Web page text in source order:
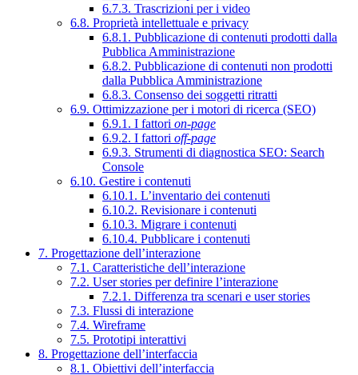
6.7.3. Trascrizioni per i video
6.8. Proprietà intellettuale e privacy
6.8.1. Pubblicazione di contenuti prodotti dalla
Pubblica Amministrazione
6.8.2. Pubblicazione di contenuti non prodotti
dalla Pubblica Amministrazione
6.8.3. Consenso dei soggetti ritratti
6.9. Ottimizzazione per i motori di ricerca (SEO)
6.9.1. I fattori on-page
6.9.2. I fattori off-page
6.9.3. Strumenti di diagnostica SEO: Search
Console
6.10. Gestire i contenuti
6.10.1. L’inventario dei contenuti
6.10.2. Revisionare i contenuti
6.10.3. Migrare i contenuti
6.10.4. Pubblicare i contenuti
7. Progettazione dell’interazione
7.1. Caratteristiche dell’interazione
7.2. User stories per definire l’interazione
7.2.1. Differenza tra scenari e user stories
7.3. Flussi di interazione
7.4. Wireframe
7.5. Prototipi interattivi
8. Progettazione dell’interfaccia
8.1. Obiettivi dell’interfaccia